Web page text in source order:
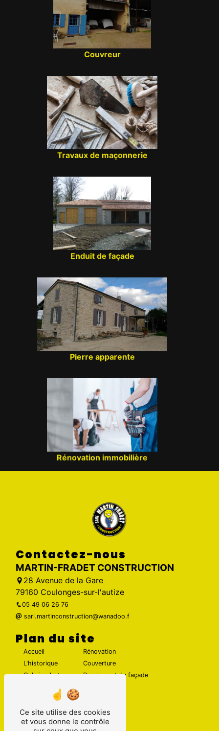
Couvreur
Travaux de maçonnerie
Enduit de façade
Pierre apparente
Rénovation immobilière
Contactez-nous
MARTIN-FRADET CONSTRUCTION
28 Avenue de la Gare
79160 Coulonges-sur-l'autize
05 49 06 26 76
sarl.martinconstruction@wanadoo.f
Plan du site
Accueil
L'historique
Galerie photos
Maçonnerie
Rénovation
Couverture
Ravalement de façade
Nos prestations
Ce site utilise des cookies
et vous donne le contrôle